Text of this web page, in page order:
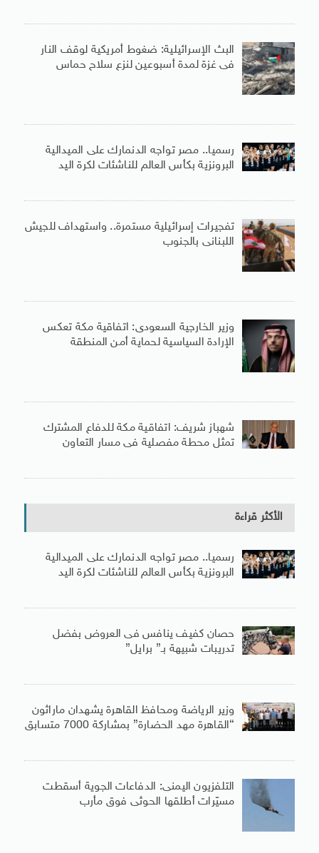
البث الإسرائيلية: ضغوط أمريكية لوقف النار
فى غزة لمدة أسبوعين لنزع سلاح حماس
رسميا.. مصر تواجه الدنمارك على الميدالية
البرونزية بكأس العالم للناشئات لكرة اليد
تفجيرات إسرائيلية مستمرة.. واستهداف للجيش
اللبنانى بالجنوب
وزير الخارجية السعودى: اتفاقية مكة تعكس
الإرادة السياسية لحماية أمن المنطقة
شهباز شريف: اتفاقية مكة للدفاع المشترك
تمثل محطة مفصلية فى مسار التعاون
الأكثر قراءة
رسميا.. مصر تواجه الدنمارك على الميدالية
البرونزية بكأس العالم للناشئات لكرة اليد
حصان كفيف ينافس فى العروض بفضل
تدريبات شبيهة بـ” برايل”
وزير الرياضة ومحافظ القاهرة يشهدان ماراثون
“القاهرة مهد الحضارة” بمشاركة 7000 متسابق
التلفزيون اليمنى: الدفاعات الجوية أسقطت
مسيّرات أطلقها الحوثى فوق مأرب